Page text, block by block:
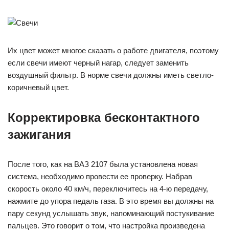
Их цвет может многое сказать о работе двигателя, поэтому
если свечи имеют черный нагар, следует заменить
воздушный фильтр. В норме свечи должны иметь светло-
коричневый цвет.
Корректировка бесконтактного
зажигания
После того, как на ВАЗ 2107 была установлена новая
система, необходимо провести ее проверку. Набрав
скорость около 40 км/ч, переключитесь на 4-ю передачу,
нажмите до упора педаль газа. В это время вы должны на
пару секунд услышать звук, напоминающий постукивание
пальцев. Это говорит о том, что настройка произведена